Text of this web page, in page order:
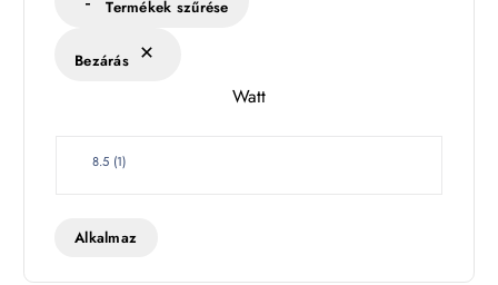
k
Termékek szűrése
Bezárás
Watt
W
t
8.5 (1)
Alkalmaz